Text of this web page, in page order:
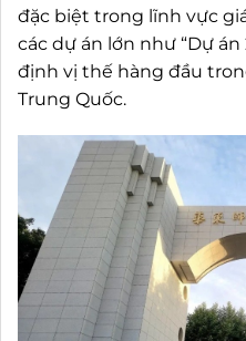
đặc biệt trong lĩnh vực
các dự án lớn như “Dự án
định vị thế hàng đầu
Trung Quốc.